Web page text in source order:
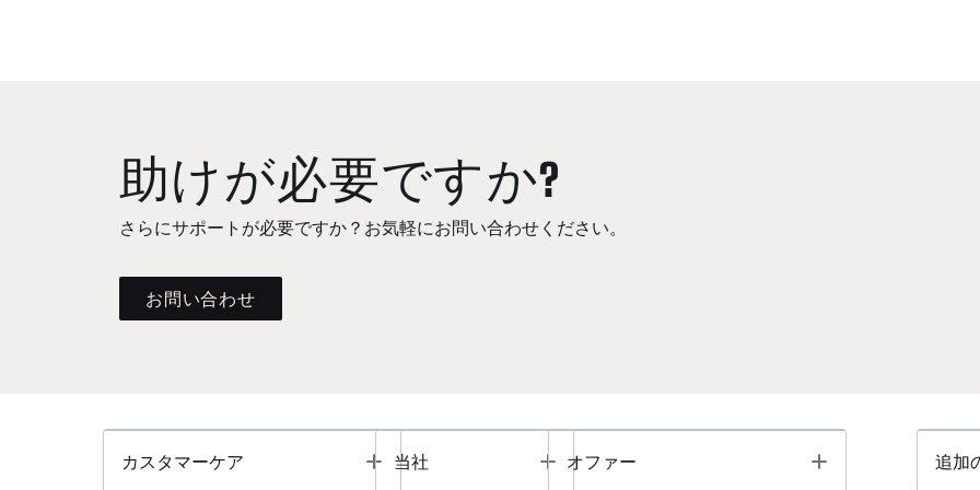
助けが必要ですか?
さらにサポートが必要ですか？お気軽にお問い合わせください。
お問い合わせ
カスタマーケア Toggle
当社 Toggle
オファー Toggle 追加